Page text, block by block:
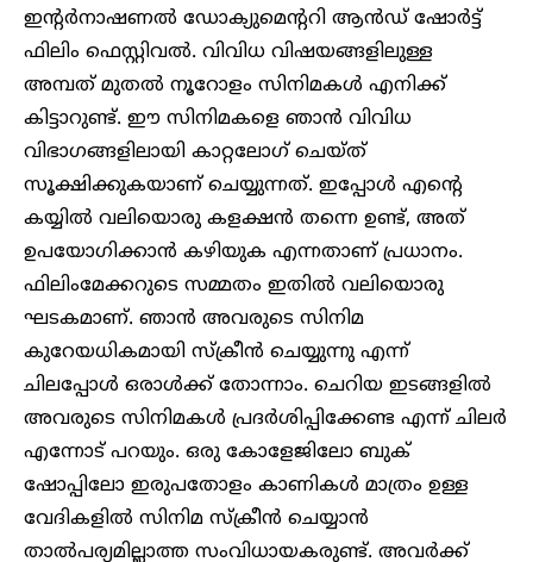
ഇന്റർനാഷണൽ ഡോക്യുമെന്ററി ആൻഡ് ഷോർട്ട്
ഫിലിം ഫെസ്റ്റിവൽ. വിവിധ വിഷയങ്ങളിലുള്ള
അമ്പത് മുതൽ നൂറോളം സിനിമകൾ എനിക്ക്
കിട്ടാറുണ്ട്. ഈ സിനിമകളെ ഞാൻ വിവിധ
വിഭാഗങ്ങളിലായി കാറ്റലോഗ് ചെയ്ത്
സൂക്ഷിക്കുകയാണ് ചെയ്യുന്നത്. ഇപ്പോൾ എന്റെ
കയ്യിൽ വലിയൊരു കളക്ഷൻ തന്നെ ഉണ്ട്, അത്
ഉപയോഗിക്കാൻ കഴിയുക എന്നതാണ് പ്രധാനം.
ഫിലിംമേക്കറുടെ സമ്മതം ഇതിൽ വലിയൊരു
ഘടകമാണ്. ഞാൻ അവരുടെ സിനിമ
കുറേയധികമായി സ്‌ക്രീൻ ചെയ്യുന്നു എന്ന്
ചിലപ്പോൾ ഒരാൾക്ക് തോന്നാം. ചെറിയ ഇടങ്ങളിൽ
അവരുടെ സിനിമകൾ പ്രദർശിപ്പിക്കേണ്ട എന്ന് ചിലർ
എന്നോട് പറയും. ഒരു കോളേജിലോ ബുക്
ഷോപ്പിലോ ഇരുപതോളം കാണികൾ മാത്രം ഉള്ള
വേദികളിൽ സിനിമ സ്‌ക്രീൻ ചെയ്യാൻ
താൽപര്യമില്ലാത്ത സംവിധായകരുണ്ട്. അവർക്ക്